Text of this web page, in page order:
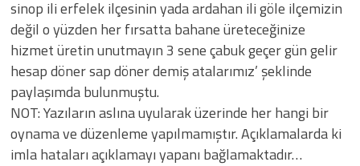
sinop ili erfelek ilçesinin yada ardahan ili göle ilçemizin
değil o yüzden her fırsatta bahane üreteceğinize
hizmet üretin unutmayın 3 sene çabuk geçer gün gelir
hesap döner sap döner demiş atalarımız’ şeklinde
paylaşımda bulunmuştu.
NOT: Yazıların aslına uyularak üzerinde her hangi bir
oynama ve düzenleme yapılmamıştır. Açıklamalarda ki
imla hataları açıklamayı yapanı bağlamaktadır…